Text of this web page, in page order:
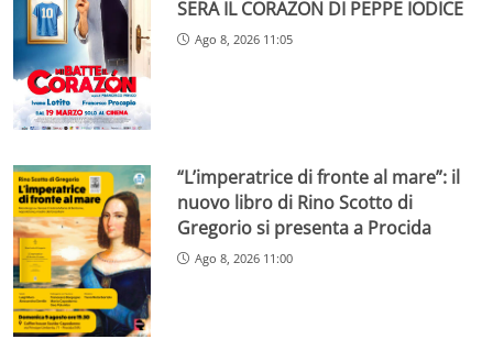
SERA IL CORAZON DI PEPPE IODICE
Ago 8, 2026 11:05
“L’imperatrice di fronte al mare”: il
nuovo libro di Rino Scotto di
Gregorio si presenta a Procida
Ago 8, 2026 11:00